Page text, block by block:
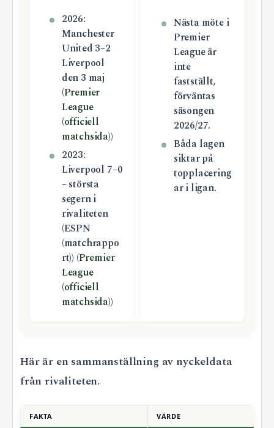
2026:
Manchester
United 3–2
Liverpool
den 3 maj
(Premier
League
(officiell
matchsida))
2023:
Liverpool 7–0
– största
segern i
rivaliteten
(ESPN
(matchrappo
rt)) (Premier
League
(officiell
matchsida))
Nästa möte i
Premier
League är
inte
fastställt,
förväntas
säsongen
2026/27.
Båda lagen
siktar på
topplacering
ar i ligan.
Här är en sammanställning av nyckeldata
från rivaliteten.
FAKTA VÄRDE